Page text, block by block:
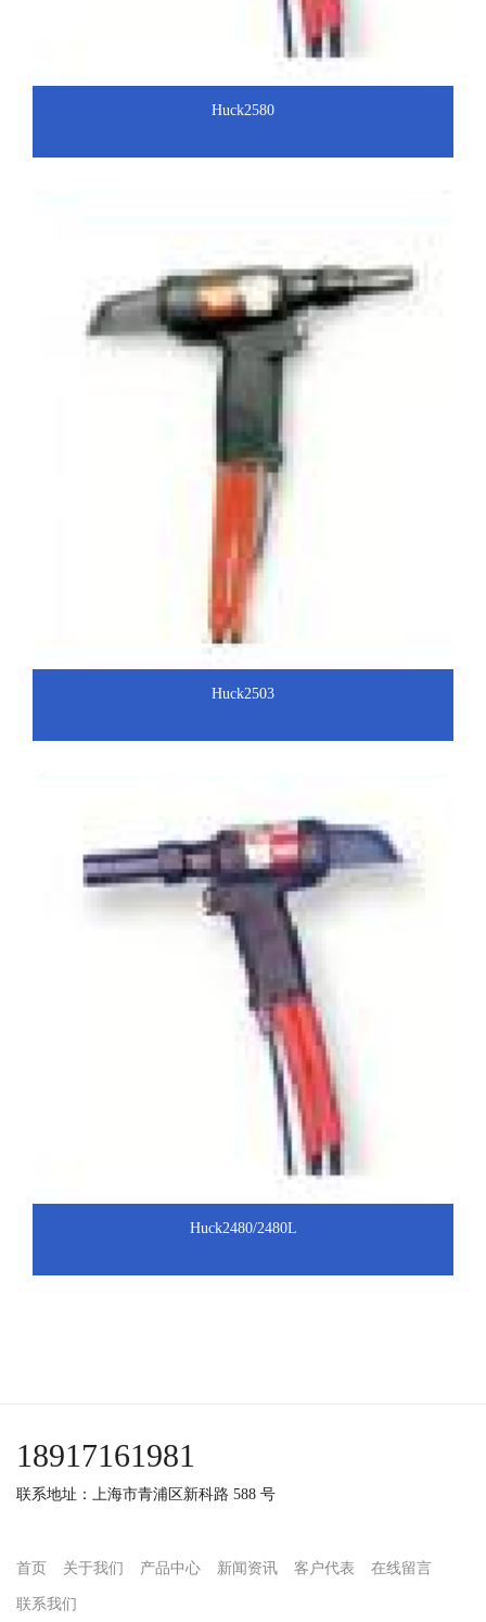
Huck2580
Huck2503
Huck2480/2480L
18917161981
联系地址：上海市青浦区新科路 588 号
首页 关于我们 产品中心 新闻资讯 客户代表 在线留言
联系我们